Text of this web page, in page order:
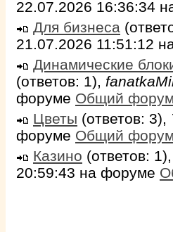
22.07.2026 16:36:34
Для бизнеса
21.07.2026 11:51:12
Динамические
(ответов: 1),
форуме Общий
Цветы (ответов: 3),
форуме Общий
Казино (ответов:
20:59:43 на форуме